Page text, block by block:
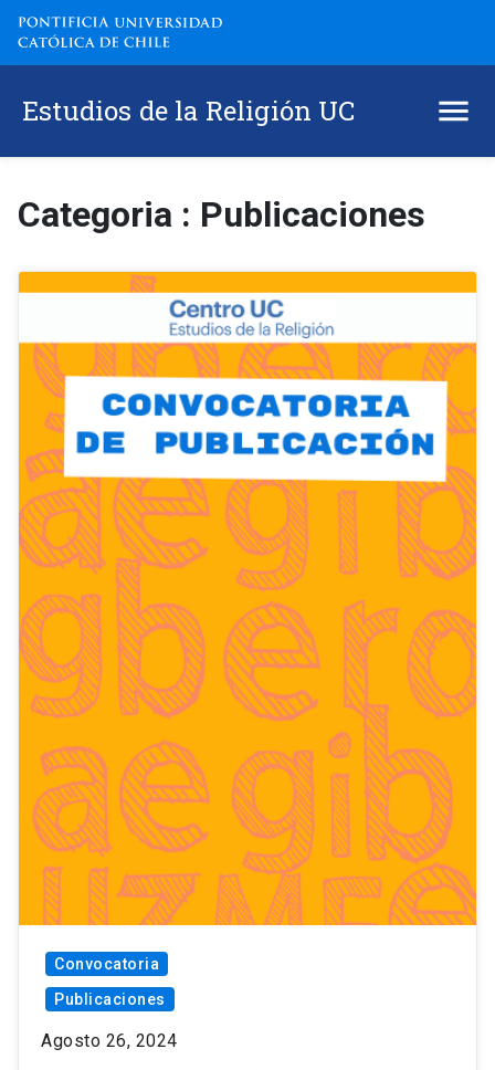
Estudios de la Religión UC
Categoria : Publicaciones
Convocatoria
Publicaciones
Agosto 26, 2024